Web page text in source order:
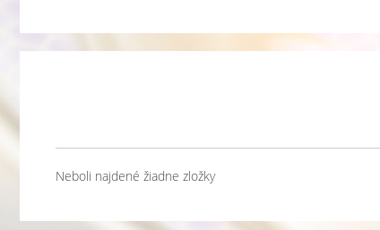
Neboli najdené žiadne zložky